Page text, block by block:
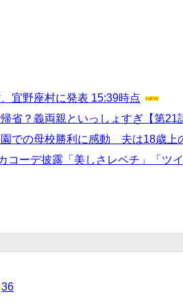
宜野座村に発表 15:39時点
省？義両親といっしょすぎ【第21
での母校勝利に感動 夫は18歳上
コーデ披露「美しさレベチ」「ツ
36